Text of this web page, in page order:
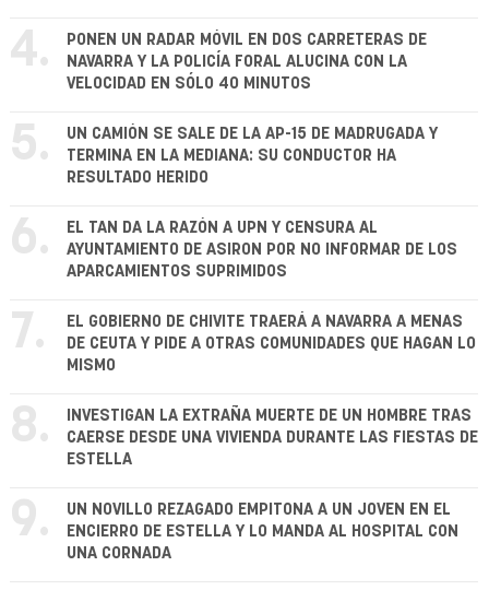
4.
PONEN UN RADAR MÓVIL EN DOS CARRETERAS DE
NAVARRA Y LA POLICÍA FORAL ALUCINA CON LA
VELOCIDAD EN SÓLO 40 MINUTOS
5.
UN CAMIÓN SE SALE DE LA AP-15 DE MADRUGADA Y
TERMINA EN LA MEDIANA: SU CONDUCTOR HA
RESULTADO HERIDO
6.
EL TAN DA LA RAZÓN A UPN Y CENSURA AL
AYUNTAMIENTO DE ASIRON POR NO INFORMAR DE LOS
APARCAMIENTOS SUPRIMIDOS
7.
EL GOBIERNO DE CHIVITE TRAERÁ A NAVARRA A MENAS
DE CEUTA Y PIDE A OTRAS COMUNIDADES QUE HAGAN LO
MISMO
8.
INVESTIGAN LA EXTRAÑA MUERTE DE UN HOMBRE TRAS
CAERSE DESDE UNA VIVIENDA DURANTE LAS FIESTAS DE
ESTELLA
9.
UN NOVILLO REZAGADO EMPITONA A UN JOVEN EN EL
ENCIERRO DE ESTELLA Y LO MANDA AL HOSPITAL CON
UNA CORNADA